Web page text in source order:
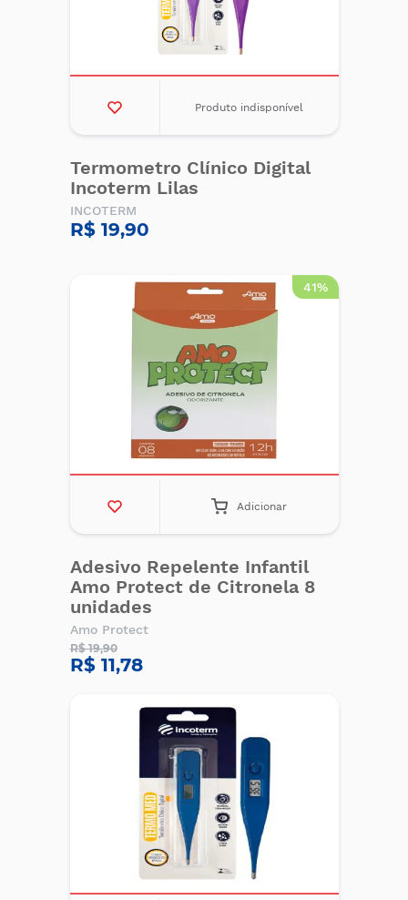
Produto indisponível
Termometro Clínico Digital
Incoterm Lilas
INCOTERM
R$ 19,90
41%
Adicionar
Adesivo Repelente Infantil
Amo Protect de Citronela 8
unidades
Amo Protect
R$ 19,90
R$ 11,78